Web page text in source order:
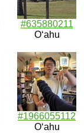
#635880211
Oʻahu
#1966055112
Oʻahu